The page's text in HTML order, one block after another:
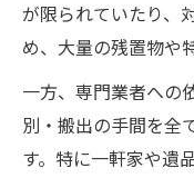
が限られていたり、
め、大量の残置物や
一方、専門業者への
別・搬出の手間を全
す。特に一軒家や遺